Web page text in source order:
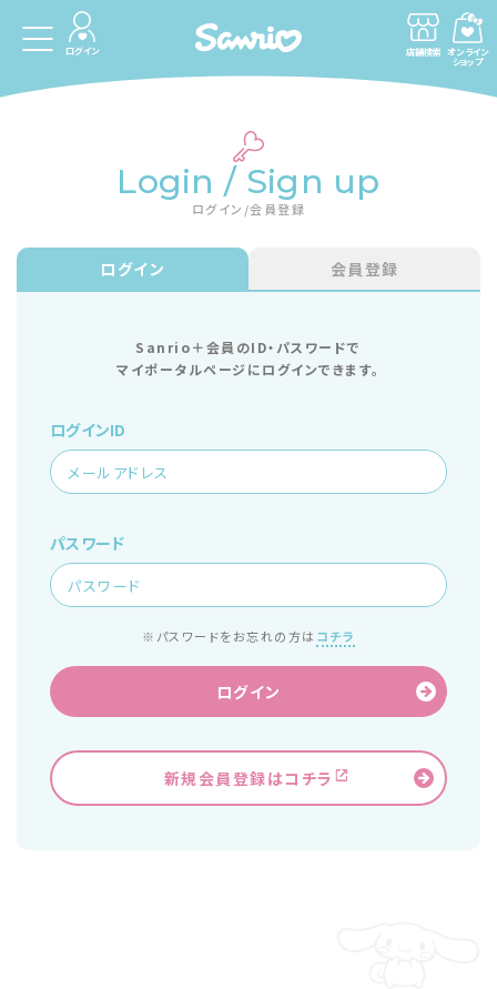
ログイン 店舗検索 オンライン
ショップ
Login / Sign up
ログイン/会員登録
ログイン 会員登録
Sanrio＋会員のID・パスワードで
マイポータルページにログインできます。
ログインID
パスワード
※パスワードをお忘れの方は コチラ
ログイン
新規会員登録はコチラ